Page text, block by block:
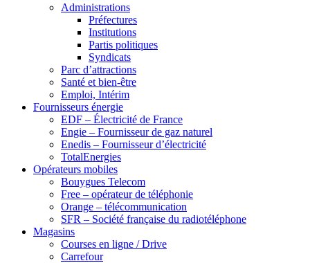
Administrations
Préfectures
Institutions
Partis politiques
Syndicats
Parc d’attractions
Santé et bien-être
Emploi, Intérim
Fournisseurs énergie
EDF – Électricité de France
Engie – Fournisseur de gaz naturel
Enedis – Fournisseur d’électricité
TotalEnergies
Opérateurs mobiles
Bouygues Telecom
Free – opérateur de téléphonie
Orange – télécommunication
SFR – Société française du radiotéléphone
Magasins
Courses en ligne / Drive
Carrefour